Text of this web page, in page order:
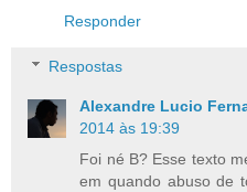
Responder
Respostas
Alexandre Lucio
2014 às 19:39
Foi né B? Esse texto
em quando abuso de